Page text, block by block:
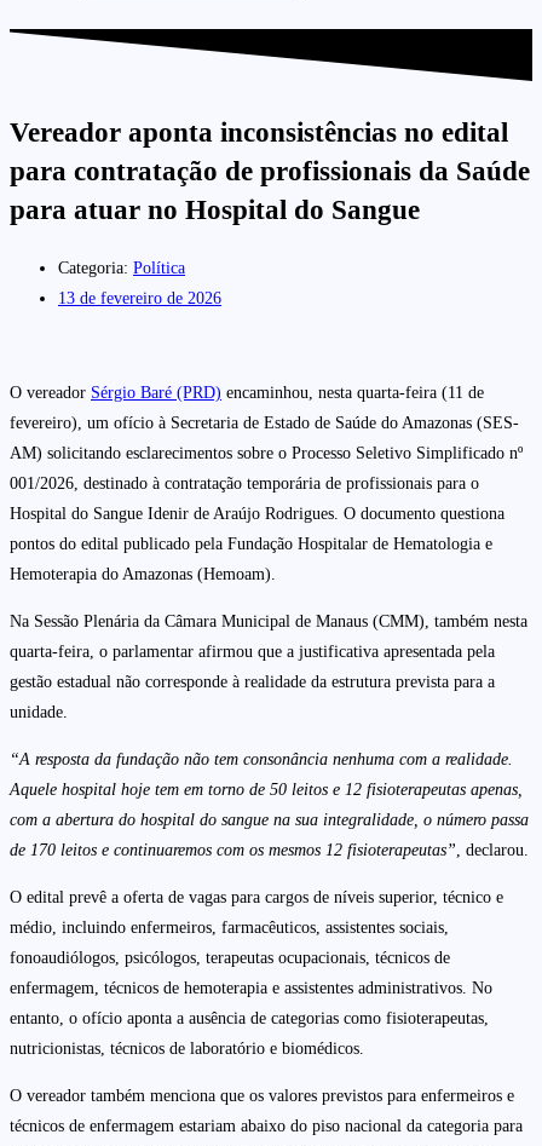
Vereador aponta inconsistências no edital
para contratação de profissionais da Saúde
para atuar no Hospital do Sangue
Categoria: Política
13 de fevereiro de 2026
O vereador Sérgio Baré (PRD) encaminhou, nesta quarta-feira (11 de
fevereiro), um ofício à Secretaria de Estado de Saúde do Amazonas (SES-
AM) solicitando esclarecimentos sobre o Processo Seletivo Simplificado nº
001/2026, destinado à contratação temporária de profissionais para o
Hospital do Sangue Idenir de Araújo Rodrigues. O documento questiona
pontos do edital publicado pela Fundação Hospitalar de Hematologia e
Hemoterapia do Amazonas (Hemoam).
Na Sessão Plenária da Câmara Municipal de Manaus (CMM), também nesta
quarta-feira, o parlamentar afirmou que a justificativa apresentada pela
gestão estadual não corresponde à realidade da estrutura prevista para a
unidade.
“A resposta da fundação não tem consonância nenhuma com a realidade.
Aquele hospital hoje tem em torno de 50 leitos e 12 fisioterapeutas apenas,
com a abertura do hospital do sangue na sua integralidade, o número passa
de 170 leitos e continuaremos com os mesmos 12 fisioterapeutas”, declarou.
O edital prevê a oferta de vagas para cargos de níveis superior, técnico e
médio, incluindo enfermeiros, farmacêuticos, assistentes sociais,
fonoaudiólogos, psicólogos, terapeutas ocupacionais, técnicos de
enfermagem, técnicos de hemoterapia e assistentes administrativos. No
entanto, o ofício aponta a ausência de categorias como fisioterapeutas,
nutricionistas, técnicos de laboratório e biomédicos.
O vereador também menciona que os valores previstos para enfermeiros e
técnicos de enfermagem estariam abaixo do piso nacional da categoria para